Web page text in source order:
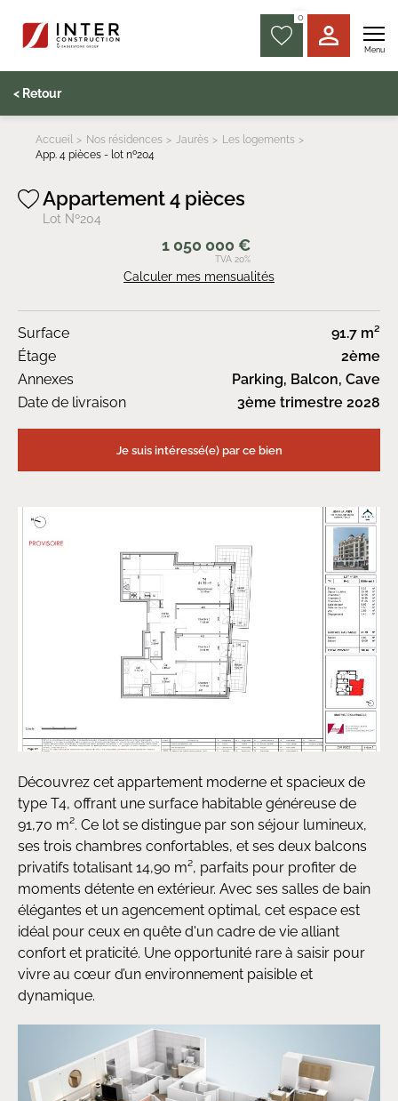
0
Menu
< Retour
Accueil Nos résidences Jaurès
Les logements
App. 4 pièces - lot nº204
Appartement 4 pièces
Lot Nº204
1 050 000 €
TVA 20%
Calculer mes mensualités
Surface
91.7 m²
Étage
2ème
Annexes
Parking, Balcon, Cave
Date de livraison
3ème trimestre 2028
Je suis intéressé(e) par ce bien
Découvrez cet appartement moderne et spacieux de
type T4, offrant une surface habitable généreuse de
91,70 m². Ce lot se distingue par son séjour lumineux,
ses trois chambres confortables, et ses deux balcons
privatifs totalisant 14,90 m², parfaits pour profiter de
moments détente en extérieur. Avec ses salles de bain
élégantes et un agencement optimal, cet espace est
idéal pour ceux en quête d'un cadre de vie alliant
confort et praticité. Une opportunité rare à saisir pour
vivre au cœur d’un environnement paisible et
dynamique.